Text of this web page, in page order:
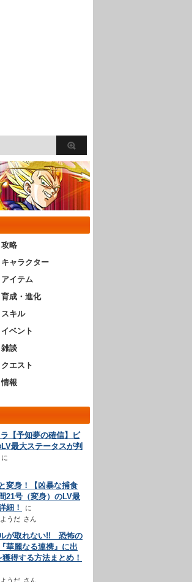
】LV最大ステータスまとめ！
攻略
ャラクター
イテム
成・進化
スキル
ベント
雑談
エスト
報
【予知夢の確信】ビ
最大ステータスが判
変身！【凶暴な捕食
21号（変身）のLV最
細！
うだ さん
が取れない!! 恐怖の
華麗なる連携』に出
得する方法まとめ！
うだ さん